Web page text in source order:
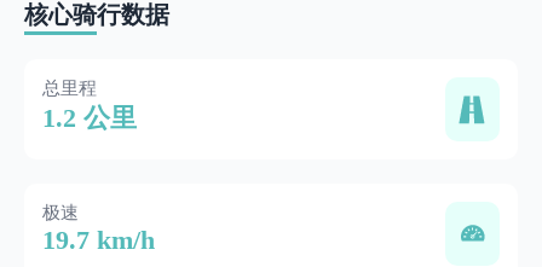
核心骑行数据
总里程
1.2 公里
极速
19.7 km/h